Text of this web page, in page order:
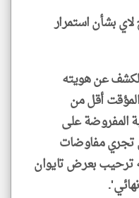
بشأن استمرار
عن هويته
أقل من
المفروضة على
تجري مفاوضات
ترحيب بعرض تايوان